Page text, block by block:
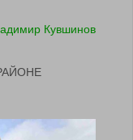
Кувшинов